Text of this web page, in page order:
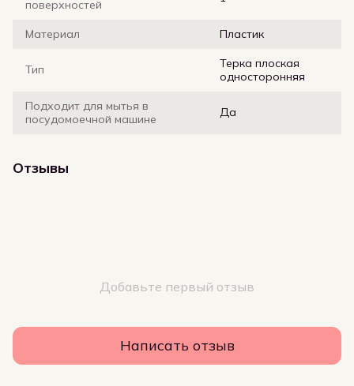
поверхностей
Материал Пластик
Тип
Терка плоская
односторонняя
Подходит для мытья в
посудомоечной машине
Да
Отзывы
Добавьте первый отзыв
Написать отзыв